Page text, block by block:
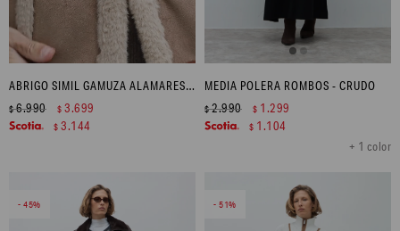
ABRIGO SIMIL GAMUZA ALAMARES - TOSTADO
$6.990 $ 3.699
$ 3.144
MEDIA POLERA ROMBOS - CRUDO
+ 1 color
$2.990 $ 1.299
$ 1.104
45 51